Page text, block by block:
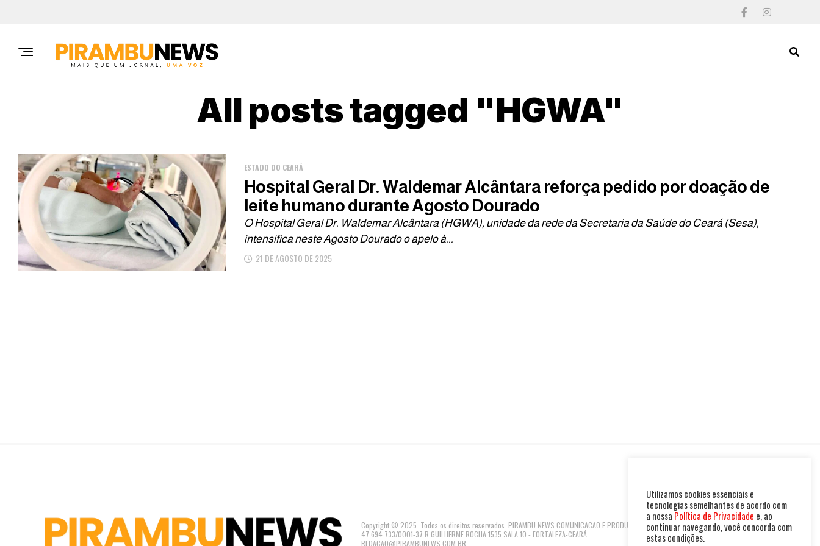
All posts tagged "HGWA"
ESTADO DO CEARÁ
Hospital Geral Dr. Waldemar Alcântara reforça pedido por doação de
leite humano durante Agosto Dourado
O Hospital Geral Dr. Waldemar Alcântara (HGWA), unidade da rede da Secretaria da Saúde do Ceará (Sesa),
intensifica neste Agosto Dourado o apelo à...
21 DE AGOSTO DE 2025
Copyright © 2025. Todos os direitos reservados. PIRAMBU NEWS COMUNICACAO E PRODUTOS LTDA | CNPJ:
47.694.733/0001-37 R GUILHERME ROCHA 1535 SALA 10 - FORTALEZA-CEARÁ
REDACAO@PIRAMBUNEWS.COM.BR
Utilizamos cookies essenciais e
tecnologias semelhantes de acordo com
a nossa Política de Privacidade e, ao
continuar navegando, você concorda com
estas condições.